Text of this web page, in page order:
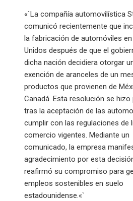
«`La compañía automovilística
comunicó recientemente que
la fabricación de automóviles
Unidos después de que el
dicha nación decidiera otorgar
exención de aranceles de un
productos que provienen de
Canadá. Esta resolución se hizo
tras la aceptación de las
cumplir con las regulaciones de
comercio vigentes. Mediante un
comunicado, la empresa
agradecimiento por esta
reafirmó su compromiso para
empleos sostenibles en suelo
estadounidense.«`